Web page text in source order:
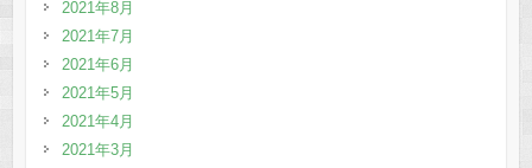
2021年8月
2021年7月
2021年6月
2021年5月
2021年4月
2021年3月